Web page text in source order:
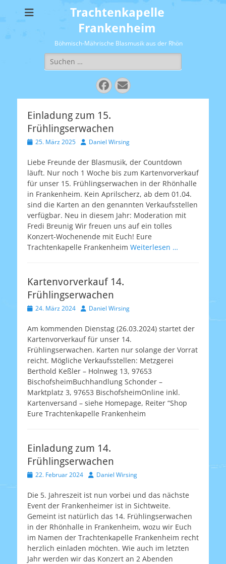
Trachtenkapelle
Frankenheim
Böhmisch-Mährische Blasmusik aus der Rhön
Suchen
nach:
Facebook
E-
Mail
Einladung zum 15.
Frühlingserwachen
Veröffentlicht
25. März 2025 AutorDaniel Wirsing
Liebe Freunde der Blasmusik, der Countdown
läuft. Nur noch 1 Woche bis zum Kartenvorverkauf
für unser 15. Frühlingserwachen in der Rhönhalle
in Frankenheim. Kein Aprilscherz, ab dem 01.04.
sind die Karten an den genannten Verkaufsstellen
verfügbar. Neu in diesem Jahr: Moderation mit
Fredi Breunig Wir freuen uns auf ein tolles
Konzert-Wochenende mit Euch! Eure
Trachtenkapelle Frankenheim Weiterlesen …
Kartenvorverkauf 14.
Frühlingserwachen
Veröffentlicht
24. März 2024 AutorDaniel Wirsing
Am kommenden Dienstag (26.03.2024) startet der
Kartenvorverkauf für unser 14.
Frühlingserwachen. Karten nur solange der Vorrat
reicht. Mögliche Verkaufsstellen: Metzgerei
Berthold Keßler – Holnweg 13, 97653
BischofsheimBuchhandlung Schonder –
Marktplatz 3, 97653 BischofsheimOnline inkl.
Kartenversand – siehe Homepage, Reiter “Shop
Eure Trachtenkapelle Frankenheim
Einladung zum 14.
Frühlingserwachen
Veröffentlicht
22. Februar 2024 AutorDaniel Wirsing
Die 5. Jahreszeit ist nun vorbei und das nächste
Event der Frankenheimer ist in Sichtweite.
Gemeint ist natürlich das 14. Frühlingserwachen
in der Rhönhalle in Frankenheim, wozu wir Euch
im Namen der Trachtenkapelle Frankenheim recht
herzlich einladen möchten. Wie auch im letzten
Jahr werden wir das Konzert an 2 Abenden